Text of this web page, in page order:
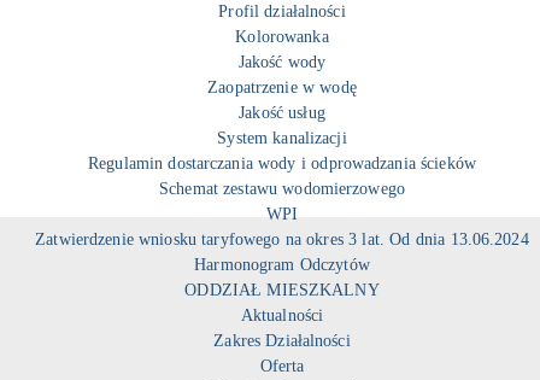
Profil działalności
Kolorowanka
Jakość wody
Zaopatrzenie w wodę
Jakość usług
System kanalizacji
Regulamin dostarczania wody i odprowadzania ścieków
Schemat zestawu wodomierzowego
WPI
Zatwierdzenie wniosku taryfowego na okres 3 lat. Od dnia 13.06.2024
Harmonogram Odczytów
ODDZIAŁ MIESZKALNY
Aktualności
Zakres Działalności
Oferta